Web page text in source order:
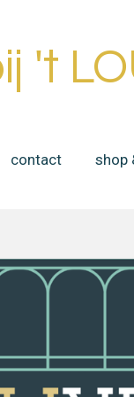
't
contact shop